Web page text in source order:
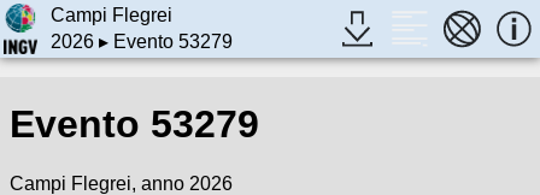
Campi Flegrei
2026▸ Evento 53279
Evento 53279
Campi Flegrei, anno 2026